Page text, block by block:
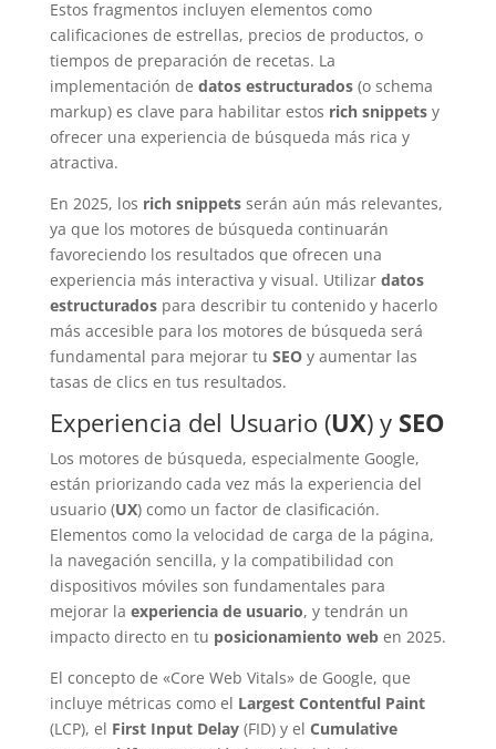
Estos fragmentos incluyen elementos como
calificaciones de estrellas, precios de productos, o
tiempos de preparación de recetas. La
implementación de datos estructurados(o schema
markup) es clave para habilitar estos rich snippetsy
ofrecer una experiencia de búsqueda más rica y
atractiva.
En 2025, los rich snippetsserán aún más relevantes,
ya que los motores de búsqueda continuarán
favoreciendo los resultados que ofrecen una
experiencia más interactiva y visual. Utilizar datos
estructuradospara describir tu contenido y hacerlo
más accesible para los motores de búsqueda será
fundamental para mejorar tu SEOy aumentar las
tasas de clics en tus resultados.
Experiencia del Usuario (UX) y SEO
Los motores de búsqueda, especialmente Google,
están priorizando cada vez más la experiencia del
usuario (UX) como un factor de clasificación.
Elementos como la velocidad de carga de la página,
la navegación sencilla, y la compatibilidad con
dispositivos móviles son fundamentales para
mejorar la experiencia de usuario, y tendrán un
impacto directo en tu posicionamiento weben 2025.
El concepto de «Core Web Vitals» de Google, que
incluye métricas como el Largest Contentful Paint
(LCP), el First Input Delay(FID) y el Cumulative